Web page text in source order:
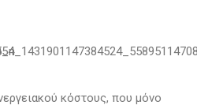
κόστους, που μόνο